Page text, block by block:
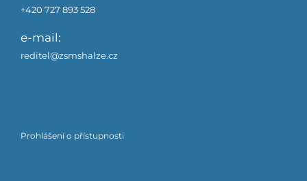
+420 727 893 528
e-mail:
reditel@zsmshalze.cz
Prohlášení o přístupnosti